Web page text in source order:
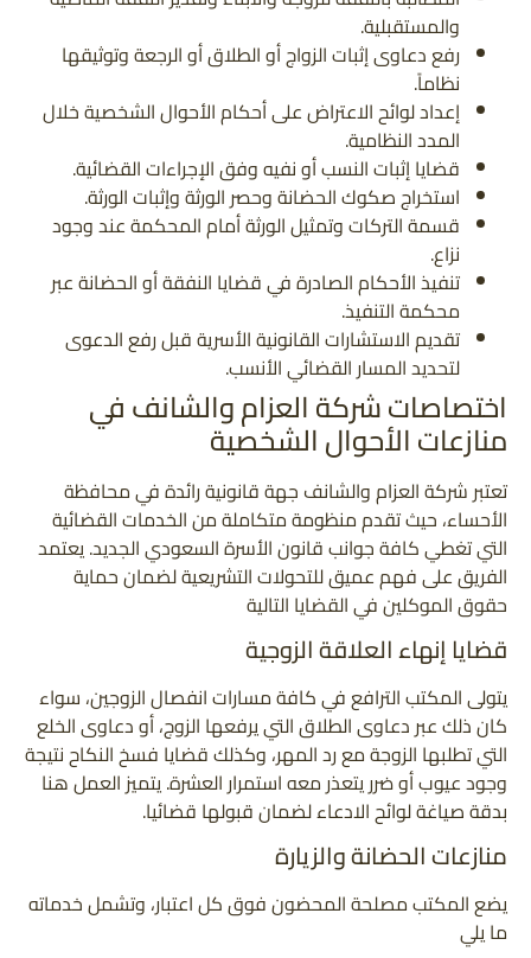
والمستقبلية.
رفع دعاوى إثبات الزواج أو الطلاق أو الرجعة وتوثيقها
نظاماً.
إعداد لوائح الاعتراض على أحكام الأحوال الشخصية خلال
المدد النظامية.
قضايا إثبات النسب أو نفيه وفق الإجراءات القضائية.
استخراج صكوك الحضانة وحصر الورثة وإثبات الورثة.
قسمة التركات وتمثيل الورثة أمام المحكمة عند وجود
نزاع.
تنفيذ الأحكام الصادرة في قضايا النفقة أو الحضانة عبر
محكمة التنفيذ.
تقديم الاستشارات القانونية الأسرية قبل رفع الدعوى
لتحديد المسار القضائي الأنسب.
اختصاصات شركة العزام والشانف في
منازعات الأحوال الشخصية
تعتبر شركة العزام والشانف جهة قانونية رائدة في محافظة
الأحساء، حيث تقدم منظومة متكاملة من الخدمات القضائية
التي تغطي كافة جوانب قانون الأسرة السعودي الجديد. يعتمد
الفريق على فهم عميق للتحولات التشريعية لضمان حماية
حقوق الموكلين في القضايا التالية
قضايا إنهاء العلاقة الزوجية
يتولى المكتب الترافع في كافة مسارات انفصال الزوجين، سواء
كان ذلك عبر دعاوى الطلاق التي يرفعها الزوج، أو دعاوى الخلع
التي تطلبها الزوجة مع رد المهر، وكذلك قضايا فسخ النكاح نتيجة
وجود عيوب أو ضرر يتعذر معه استمرار العشرة. يتميز العمل هنا
بدقة صياغة لوائح الادعاء لضمان قبولها قضائيا.
منازعات الحضانة والزيارة
يضع المكتب مصلحة المحضون فوق كل اعتبار، وتشمل خدماته
ما يلي